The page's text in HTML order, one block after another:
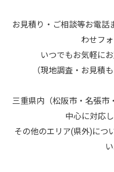
お見積り・ご相談等お電話
わせフ
いつでもお気軽に
（現地調査・お見積
三重県内（松阪市・名張市
中心に対応し
その他のエリア(県外)につ
い